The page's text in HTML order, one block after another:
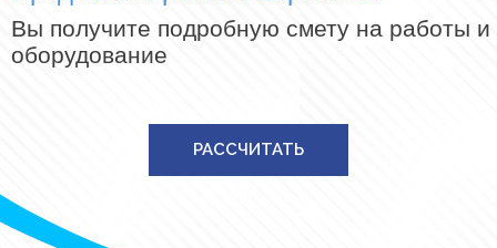
Вы получите подробную смету на работы и
оборудование
РАССЧИТАТЬ